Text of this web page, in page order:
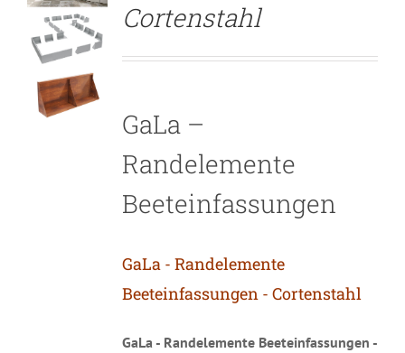
Cortenstahl
GaLa –
Randelemente
Beeteinfassungen
GaLa - Randelemente
Beeteinfassungen - Cortenstahl
GaLa - Randelemente Beeteinfassungen -